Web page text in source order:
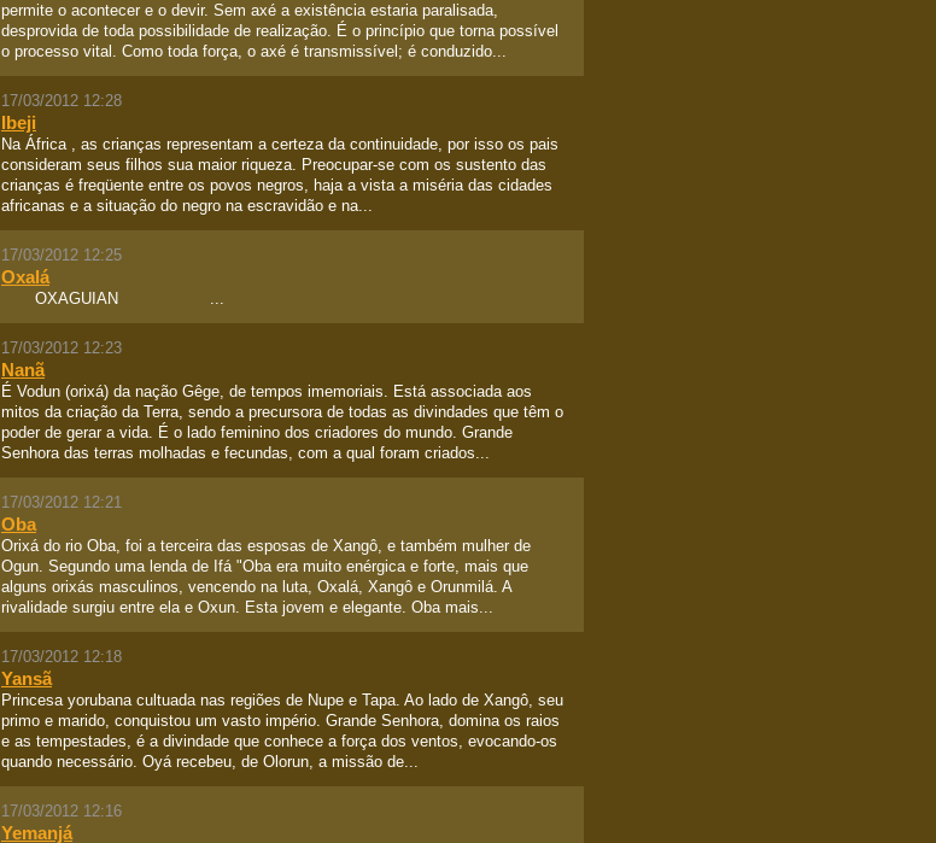
permite o acontecer e o devir. Sem axé a existência estaria paralisada,
desprovida de toda possibilidade de realização. É o princípio que torna possível
o processo vital. Como toda força, o axé é transmissível; é conduzido...
17/03/2012 12:28
Ibeji
Na África , as crianças representam a certeza da continuidade, por isso os pais
consideram seus filhos sua maior riqueza. Preocupar-se com os sustento das
crianças é freqüente entre os povos negros, haja a vista a miséria das cidades
africanas e a situação do negro na escravidão e na...
17/03/2012 12:25
Oxalá
OXAGUIAN ...
17/03/2012 12:23
Nanã
É Vodun (orixá) da nação Gêge, de tempos imemoriais. Está associada aos
mitos da criação da Terra, sendo a precursora de todas as divindades que têm o
poder de gerar a vida. É o lado feminino dos criadores do mundo. Grande
Senhora das terras molhadas e fecundas, com a qual foram criados...
17/03/2012 12:21
Oba
Orixá do rio Oba, foi a terceira das esposas de Xangô, e também mulher de
Ogun. Segundo uma lenda de Ifá "Oba era muito enérgica e forte, mais que
alguns orixás masculinos, vencendo na luta, Oxalá, Xangô e Orunmilá. A
rivalidade surgiu entre ela e Oxun. Esta jovem e elegante. Oba mais...
17/03/2012 12:18
Yansã
Princesa yorubana cultuada nas regiões de Nupe e Tapa. Ao lado de Xangô, seu
primo e marido, conquistou um vasto império. Grande Senhora, domina os raios
e as tempestades, é a divindade que conhece a força dos ventos, evocando-os
quando necessário. Oyá recebeu, de Olorun, a missão de...
17/03/2012 12:16
Yemanjá